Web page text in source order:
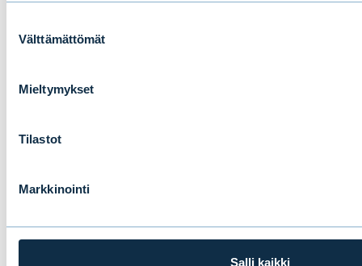
valinta
Välttämättömät
Mieltymykset
Tilastot
Markkinointi
Salli kaikki
Mitä yksityisasiakkaat odottavat nyt